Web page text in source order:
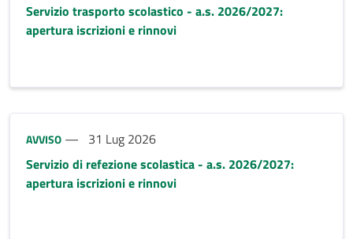
Servizio trasporto scolastico - a.s. 2026/2027:
apertura iscrizioni e rinnovi
Tipo notizia:
AVVISO
31 Lug 2026
Servizio di refezione scolastica - a.s. 2026/2027:
apertura iscrizioni e rinnovi